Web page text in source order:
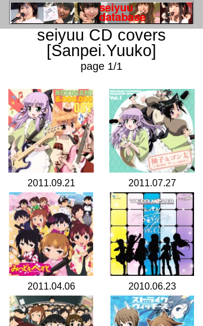
seiyuu CD covers
[Sanpei.Yuuko]
page 1/1
2011.09.21 2011.07.27
2011.04.06 2010.06.23